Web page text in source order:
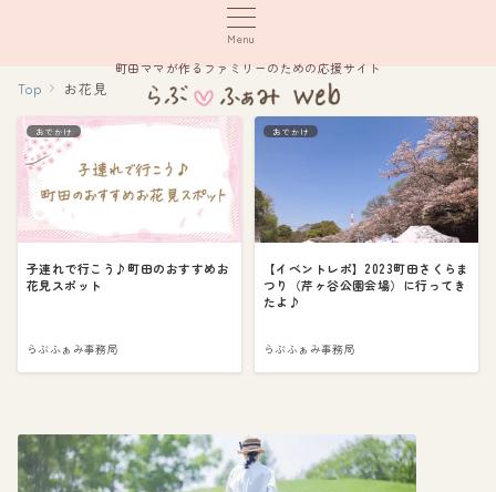
Menu
町田ママが作るファミリーのための応援サイト
Top お花見
おでかけ
子連れで行こう♪町田のおすすめお
花見スポット
らぶふぁみ事務局
おでかけ
【イベントレポ】2023町田さくらま
つり（芹ヶ谷公園会場）に行ってき
たよ♪
らぶふぁみ事務局